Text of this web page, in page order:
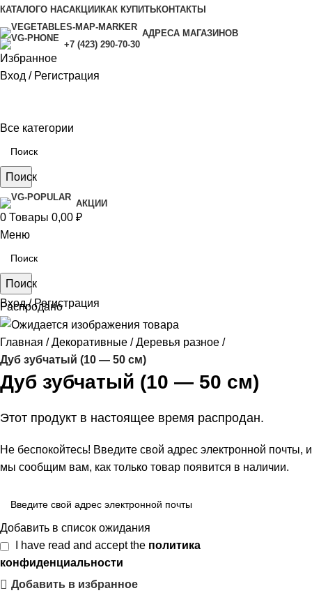
КАТАЛОГО НАСАКЦИИ КАК КУПИТЬКОНТАКТЫ
АДРЕСА МАГАЗИНОВ
+7 (423) 290-70-30
Избранное
Вход / Регистрация
Все категории
Поиск
АКЦИИ
0 Товары 0,00 ₽
Меню
Поиск
Вход / Регистрация
Распродано
Главная Декоративные
Деревья разное
Дуб зубчатый (10 — 50 см)
Дуб зубчатый (10 — 50 см)
Этот продукт в настоящее время распродан.
Не беспокойтесь! Введите свой адрес электронной почты, и
мы сообщим вам, как только товар появится в наличии.
Добавить в список ожидания
I have read and accept the политика
конфиденциальности
Добавить в избранное